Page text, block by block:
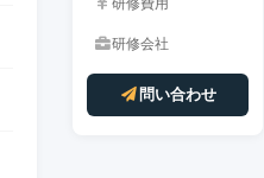
研修会社
問い合わせ